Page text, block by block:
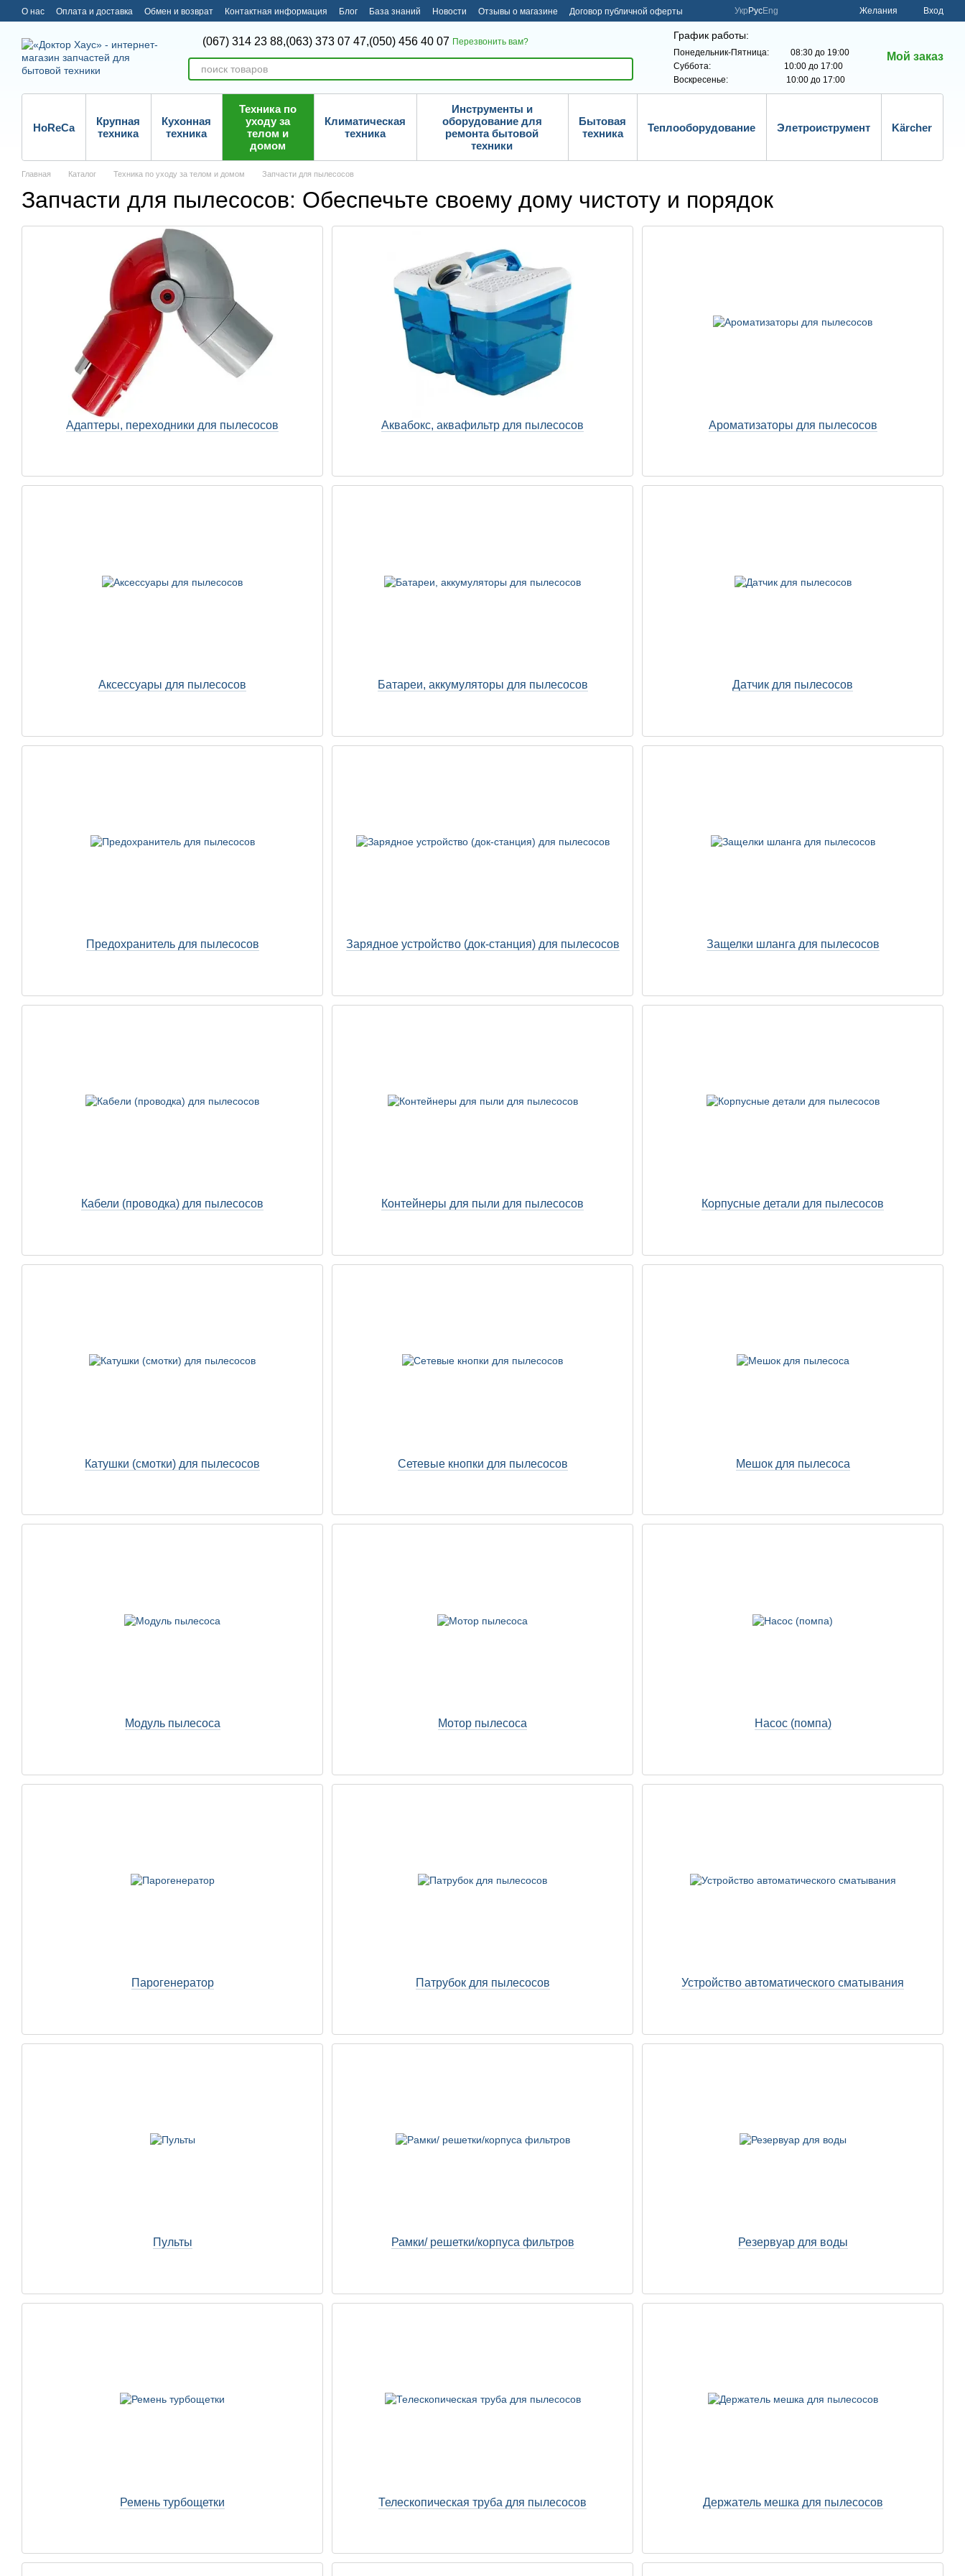
Перейти к основному контенту
О нас Оплата и доставка Обмен и возврат Контактная информация Блог База знаний Новости Отзывы о магазине Договор публичной оферты Укр РусEng Желания Вход
(067) 314 23 88,(063) 373 07 47,(050) 456 40 07 Перезвонить вам?
График работы:
Понедельник-Пятница: 08:30 до 19:00
Суббота: 10:00 до 17:00
Воскресенье: 10:00 до 17:00
Мой заказ
HoReCa
Крупная
техника
Кухонная
техника
Техника по
уходу за
телом и
домом
Климатическая
техника
Инструменты и
оборудование для
ремонта бытовой
техники
Бытовая
техника
Теплооборудование Элетроиструмент Kärcher
Главная Каталог Техника по уходу за телом и домом Запчасти для пылесосов
Запчасти для пылесосов: Обеспечьте своему дому чистоту и порядок
Адаптеры, переходники для пылесосов Аквабокс, аквафильтр для пылесосов Ароматизаторы для пылесосов
Аксессуары для пылесосов Батареи, аккумуляторы для пылесосов Датчик для пылесосов
Предохранитель для пылесосов Зарядное устройство (док-станция) для пылесосов Защелки шланга для пылесосов
Кабели (проводка) для пылесосов Контейнеры для пыли для пылесосов Корпусные детали для пылесосов
Катушки (смотки) для пылесосов Сетевые кнопки для пылесосов Мешок для пылесоса
Модуль пылесоса Мотор пылесоса Насос (помпа)
Парогенератор Патрубок для пылесосов Устройство автоматического сматывания
Пульты Рамки/ решетки/корпуса фильтров Резервуар для воды
Ремень турбощетки Телескопическая труба для пылесосов Держатель мешка для пылесосов